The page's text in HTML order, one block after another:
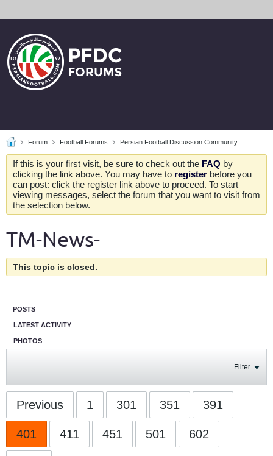
Forum Football Forums Persian Football Discussion Community
If this is your first visit, be sure to check out the FAQ by
clicking the link above. You may have to register before you
can post: click the register link above to proceed. To start
viewing messages, select the forum that you want to visit from
the selection below.
TM-News-
This topic is closed.
POSTS
LATEST ACTIVITY
PHOTOS
Filter
Previous 1 301 351 391
401 411 451 501 602